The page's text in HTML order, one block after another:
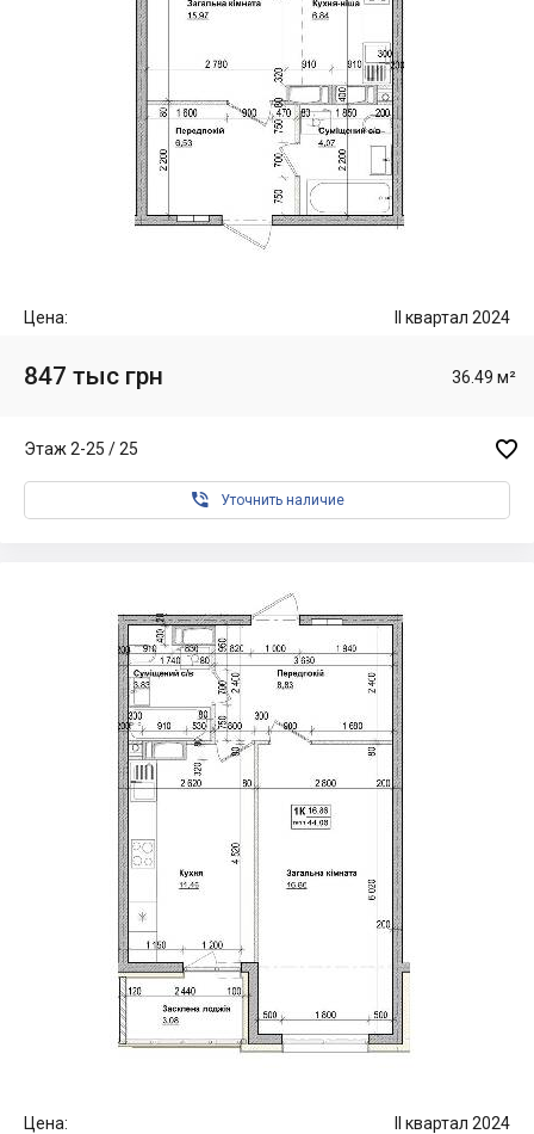
Цена: II квартал 2024
847 тыс грн 36.49 м²
Этаж 2-25 / 25 
 Уточнить наличие
Цена: II квартал 2024